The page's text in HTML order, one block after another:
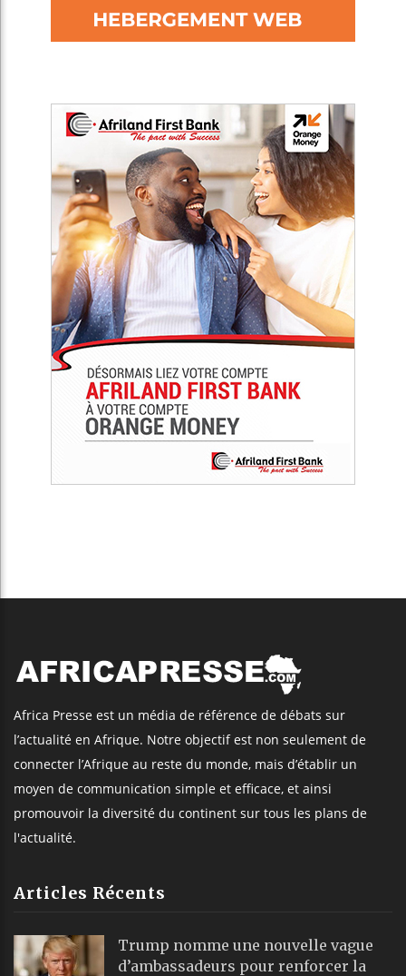
Africa Presse est un média de référence de débats sur
l’actualité en Afrique. Notre objectif est non seulement de
connecter l’Afrique au reste du monde, mais d’établir un
moyen de communication simple et efficace, et ainsi
promouvoir la diversité du continent sur tous les plans de
l'actualité.
Articles Récents
Trump nomme une nouvelle vague
d’ambassadeurs pour renforcer la